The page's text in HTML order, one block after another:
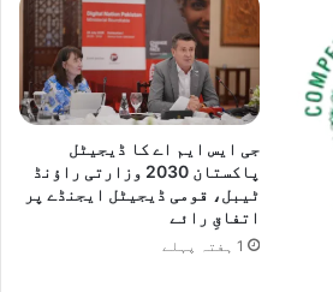
جی ایس ایم اے کا ڈیجیٹل
پاکستان 2030 وزارتی راؤنڈ
ٹیبل، قومی ڈیجیٹل ایجنڈے پر
اتفاقِ رائے
1 ہفتہ پہلے